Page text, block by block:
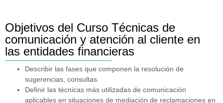
Objetivos del Curso Técnicas de
comunicación y atención al cliente en
las entidades financieras
Describir las fases que componen la resolución de
sugerencias, consultas.
Definir las técnicas más utilizadas de comunicación
aplicables en situaciones de mediación de reclamaciones en